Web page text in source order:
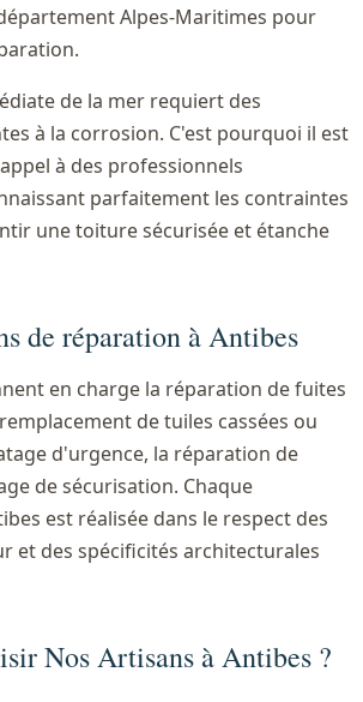
Alpes-Maritimes pour
de la mer requiert des
à la corrosion. C'est pourquoi il est
à des professionnels
parfaitement les contraintes
une toiture sécurisée et étanche
de réparation à Antibes
en charge la réparation de fuites
de tuiles cassées ou
d'urgence, la réparation de
de sécurisation. Chaque
est réalisée dans le respect des
et des spécificités architecturales
Nos Artisans à Antibes ?